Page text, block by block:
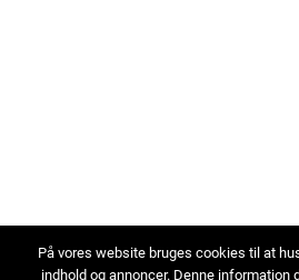
På vores website bruges cookies til at
indhold og annoncer. Denne